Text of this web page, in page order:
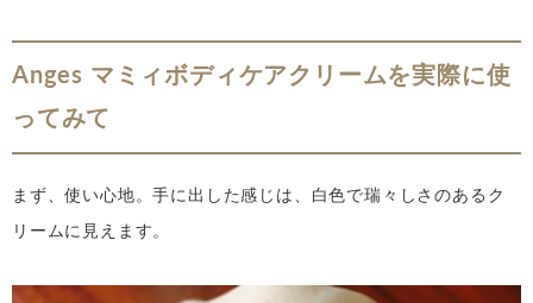
Anges マミィボディケアクリームを実際に使
ってみて
まず、使い心地。手に出した感じは、白色で瑞々しさのあるク
リームに見えます。